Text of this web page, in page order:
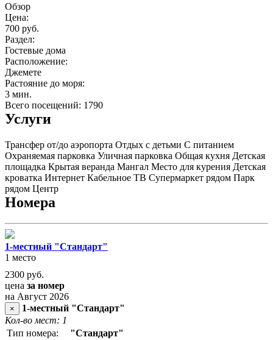
Обзор
Цена:
700 руб.
Раздел:
Гостевые дома
Расположение:
Джемете
Растояние до моря:
3 мин.
Всего посещений: 1790
Услуги
Трансфер от/до аэропорта Отдых с детьми С питанием
Охраняемая парковка Уличная парковка Общая кухня Детская
площадка Крытая веранда Мангал Место для курения Детская
кроватка Интернет Кабельное ТВ Супермаркет рядом Парк
рядом Центр
Номера
1-местный "Стандарт"
1 место
2300 руб.
цена за номер
на Август 2026
×
1-местный "Стандарт"
Кол-во мест: 1
Тип номера:
"Стандарт"